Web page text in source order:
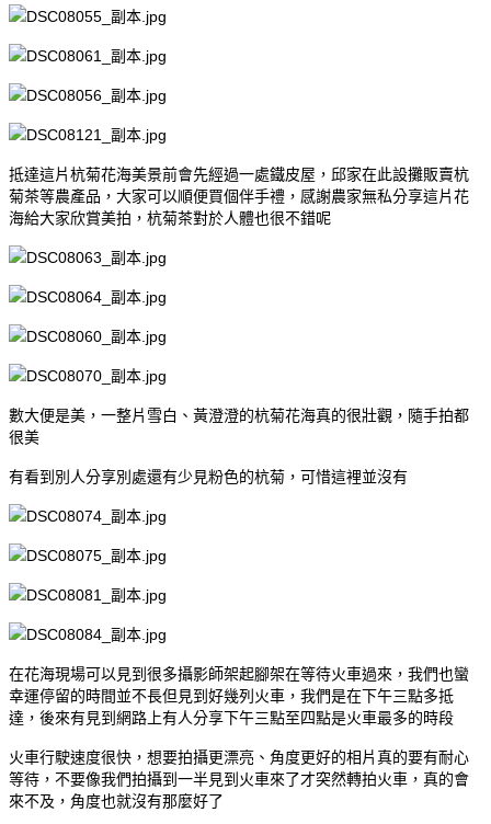
抵達這片杭菊花海美景前會先經過一處鐵皮屋，邱家在此設攤販賣杭
菊茶等農產品，大家可以順便買個伴手禮，感謝農家無私分享這片花
海給大家欣賞美拍，杭菊茶對於人體也很不錯呢
數大便是美，一整片雪白、黃澄澄的杭菊花海真的很壯觀，隨手拍都
很美
有看到別人分享別處還有少見粉色的杭菊，可惜這裡並沒有
在花海現場可以見到很多攝影師架起腳架在等待火車過來，我們也蠻
幸運停留的時間並不長但見到好幾列火車，我們是在下午三點多抵
達，後來有見到網路上有人分享下午三點至四點是火車最多的時段
火車行駛速度很快，想要拍攝更漂亮、角度更好的相片真的要有耐心
等待，不要像我們拍攝到一半見到火車來了才突然轉拍火車，真的會
來不及，角度也就沒有那麼好了